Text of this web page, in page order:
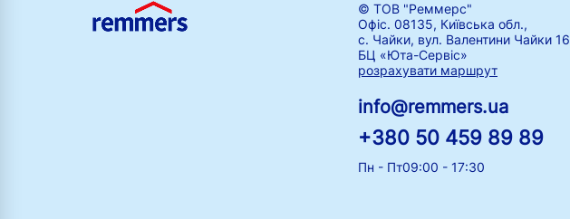
© ТОВ "Реммерс"
Офіс. 08135, Київська обл.,
с. Чайки, вул. Валентини Чайки 16
БЦ «Юта-Сервіс»
розрахувати маршрут
info@remmers.ua
+380 50 459 89 89
Пн - Пт09:00 - 17:30